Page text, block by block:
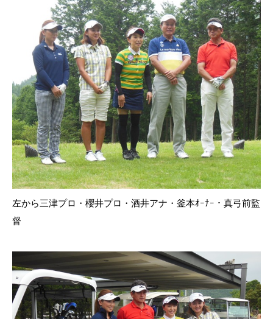
左から三津プロ・櫻井プロ・酒井アナ・釜本ｵｰﾅｰ・真弓前監
督